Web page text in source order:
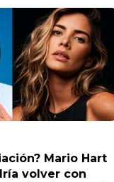
Mario Hart
volver con